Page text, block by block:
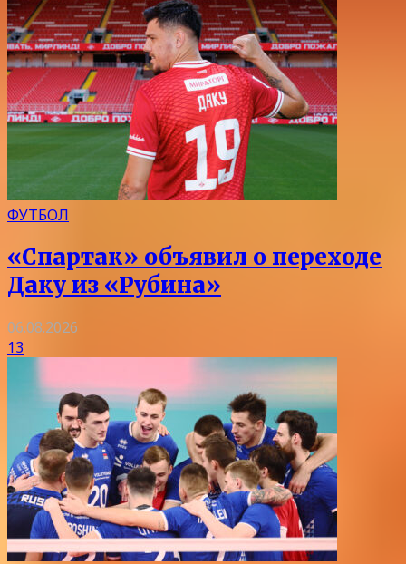
ФУТБОЛ
«Спартак» объявил о переходе
Даку из «Рубина»
06.08.2026
13